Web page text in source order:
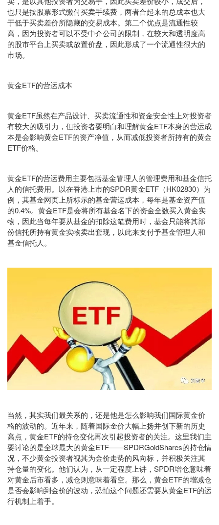
也只是按股票形式缴付买卖手续费，两者合起来的总成本也大
于低于买卖差价所隐藏的交易成本。第二个优点是流通性较
高，因为投资者可以不受中介公司的限制，在较大和透明度高
的股市平台上买卖或放置价盘，因此形成了一个流通性很大的
市场。
黄金ETF的营运成本
黄金ETF虽然在产品设计、买卖流通性和资金安全性上对投资者
有较大的吸引力，但投资者要明白和理解黄金ETF本身的营运成
本是会影响黄金ETF的资产净值，从而减低投资者所持有的黄金
ETF价格。
黄金ETF的营运费用主要包括基金管理人的管理费用和基金信托
人的信托费用。以在香港上市的SPDR黄金ETF（HK02830）为
例，其基金网页上所标示的基金营运成本，每年是基金资产值
的0.4%。黄金ETF是会将所有基金名下的资金全数买入黄金实
物，因此当每年要从基金的扣除这笔费用时，基金只能将其部
份信托所持有黄金实物卖出套现，以此来支付予基金管理人和
基金信托人。
当然，其实我们最关系的，还是他是怎么影响我们国际黄金价
格的波动的。近年来，随着国际金价大幅上扬并创下新的历史
高点，黄金ETF的持仓变化再次引起投资者的关注。这里我们主
要讨论的是全球最大的黄金ETF——SPDRGoldShares的持仓情
况，不少黄金投资者视其为金价走势的风向标，并积极关注其
持仓量的变化。他们认为，从一定程度上讲，SPDR增仓意味着
对黄金后市看多，减仓则意味着看空。那么，黄金ETF的增减仓
是否会影响到金价的波动，恐怕这个问题还需要从黄金ETF的运
行机制上着手。